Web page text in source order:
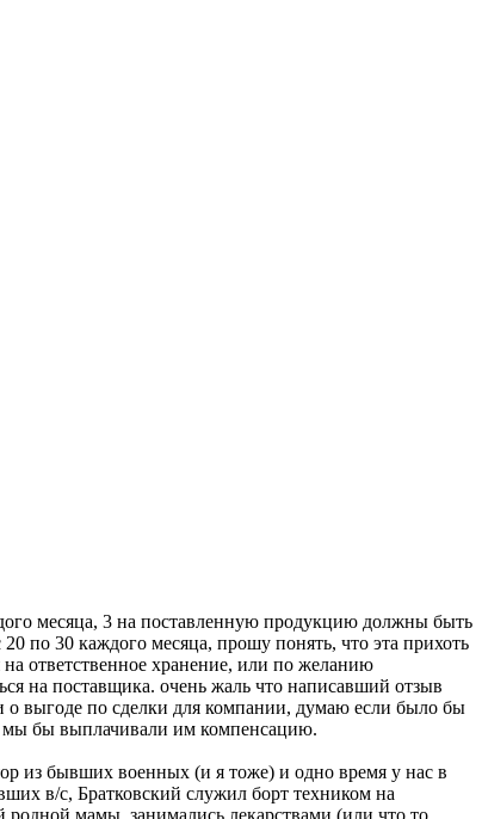
месяца, 3 на поставленную продукцию должны быть
по 30 каждого месяца, прошу понять, что эта прихоть
ответственное хранение, или по желанию
на поставщика. очень жаль что написавший отзыв
о выгоде по сделки для компании, думаю если было бы
мы бы выплачивали им компенсацию.
из бывших военных (и я тоже) и одно время у нас в
в/с, Братковский служил борт техником на
родной мамы, занимались лекарствами (или что то